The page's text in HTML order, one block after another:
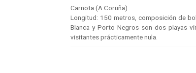
Carnota (A Coruña)
Longitud: 150 metros, composición de
Blanca y Porto Negros son dos playas
visitantes prácticamente nula.